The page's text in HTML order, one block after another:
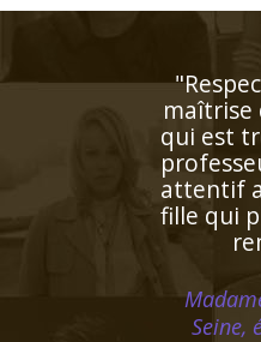
"Très
Madame